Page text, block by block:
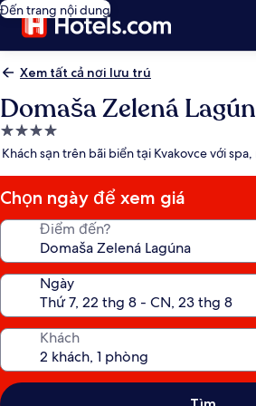
Đến trang nội dung
Xem tất cả nơi lưu trú
Domaša Zelená
Nơi
lưu
4.0
sao
Khách sạn trên bãi biển tại Kvakovce với spa,
Chọn ngày để xem giá
Điểm đến?
Ngày
Khách